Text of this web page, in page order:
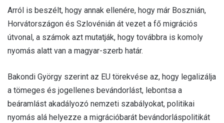
Arról is beszélt, hogy annak ellenére, hogy már Bosznián,
Horvátországon és Szlovénián át vezet a fő migrációs
útvonal, a számok azt mutatják, hogy továbbra is komoly
nyomás alatt van a magyar-szerb határ.
Bakondi György szerint az EU törekvése az, hogy legalizálja
a tömeges és jogellenes bevándorlást, lebontsa a
beáramlást akadályozó nemzeti szabályokat, politikai
nyomás alá helyezze a migrációbarát bevándorláspolitikát